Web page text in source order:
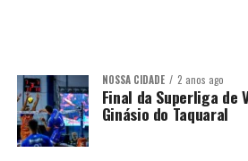
NOSSA CIDADE 2 anos ago
Final da Superliga de
Ginásio do Taquaral